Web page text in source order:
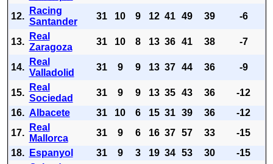
12.
Racing
Santander
31 10 9 12 41 49 39 -6
13.
Real
Zaragoza
31 10 8 13 36 41 38 -7
14.
Real
Valladolid
31 9 9 13 37 44 36 -9
15.
Real
Sociedad
31 9 9 13 35 43 36
-12
16. Albacete 31 10 6 15 31 39 36
-12
17.
Real
Mallorca
31 9 6 16 37 57 33
-15
18.
Espanyol 31 9 3 19 34 53 30
-15